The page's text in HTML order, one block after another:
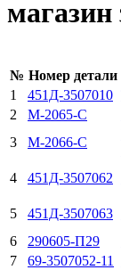
магазин
№ Номер детали
1
451Д-3507010
2
М-2065-С
3
М-2066-С
4
451Д-3507062
5
451Д-3507063
6
290605-П29
7
69-3507052-11